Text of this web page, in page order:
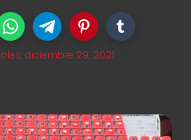
diciembre 29, 2021